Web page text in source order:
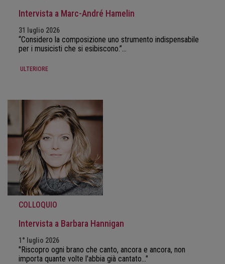
Intervista a Marc-André Hamelin
31 luglio 2026
“Considero la composizione uno strumento indispensabile
per i musicisti che si esibiscono.”…
ULTERIORE
COLLOQUIO
Intervista a Barbara Hannigan
1° luglio 2026
"Riscopro ogni brano che canto, ancora e ancora, non
importa quante volte l'abbia già cantato..."